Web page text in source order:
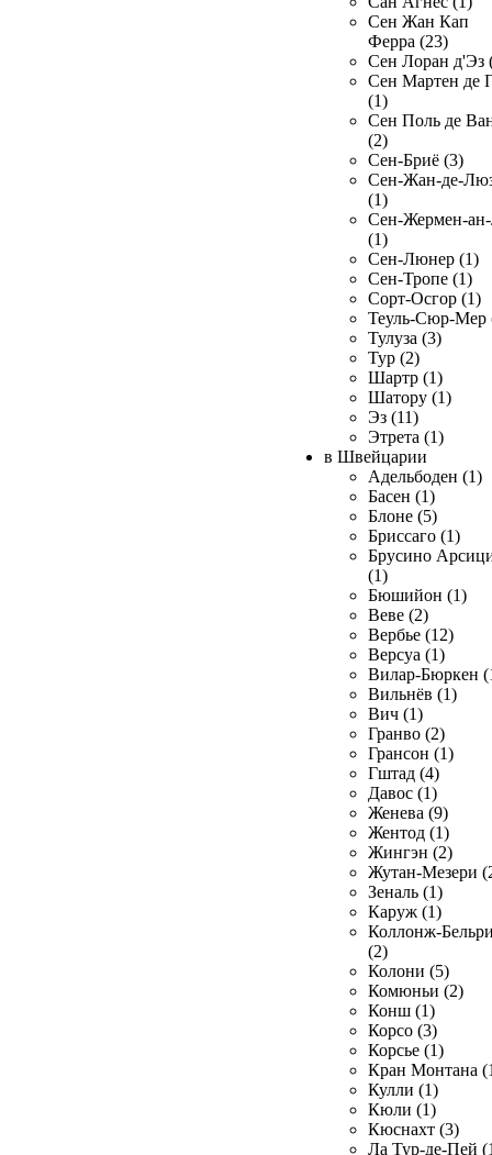
Сен Жан Кап
Ферра (23)
Сен Лоран д'Эз
Сен Мартен де
(1)
Сен Поль де
(2)
Сен-Бриё (3)
Сен-Жан-де-
(1)
Сен-Жермен-
(1)
Сен-Люнер (1)
Сен-Тропе (1)
Сорт-Осгор (1)
Теуль-Сюр-Мер
Тулуза (3)
Тур (2)
Шартр (1)
Шатору (1)
Эз (11)
Этрета (1)
в Швейцарии
Адельбоден (1)
Басен (1)
Блоне (5)
Бриссаго (1)
Брусино
(1)
Бюшийон (1)
Веве (2)
Вербье (12)
Версуа (1)
Вилар-Бюркен
Вильнёв (1)
Вич (1)
Гранво (2)
Грансон (1)
Гштад (4)
Давос (1)
Женева (9)
Жентод (1)
Жингэн (2)
Жутан-Мезери
Зеналь (1)
Каруж (1)
Коллонж-
(2)
Колони (5)
Комюньи (2)
Конш (1)
Корсо (3)
Корсье (1)
Кран Монтана
Кулли (1)
Кюли (1)
Кюснахт (3)
Ла Тур-де-Пей